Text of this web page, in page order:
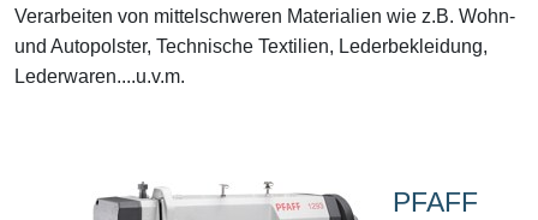
Verarbeiten von mittelschweren Materialien wie z.B. Wohn-
und Autopolster, Technische Textilien, Lederbekleidung,
Lederwaren....u.v.m.
PFAFF